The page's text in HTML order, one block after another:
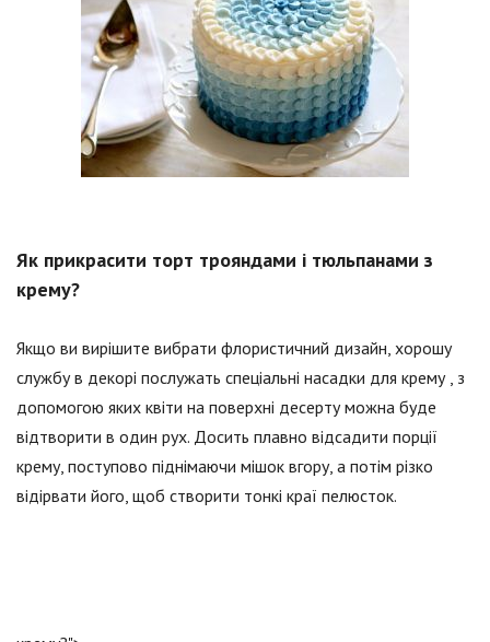
Як прикрасити торт трояндами і тюльпанами з
крему?
Якщо ви вирішите вибрати флористичний дизайн, хорошу
службу в декорі послужать спеціальні насадки для крему , з
допомогою яких квіти на поверхні десерту можна буде
відтворити в один рух. Досить плавно відсадити порції
крему, поступово піднімаючи мішок вгору, а потім різко
відірвати його, щоб створити тонкі краї пелюсток.